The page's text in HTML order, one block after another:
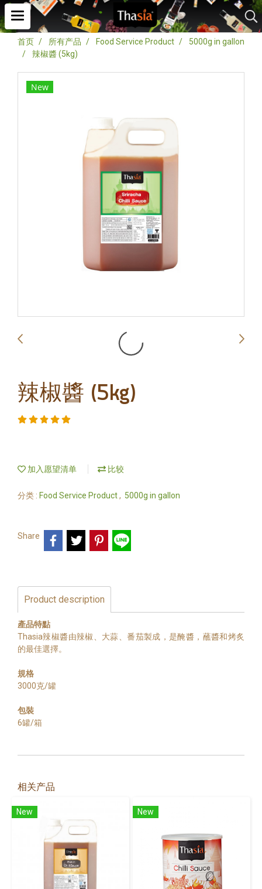
首页 所有产品 Food Service Product
5000g in gallon
辣椒醬 (5kg)
New
辣椒醬 (5kg)
加入愿望清单 比较
分类 : Food Service Product, 5000g in gallon
Share
Product description
產品特點
Thasia辣椒醬由辣椒、大蒜、番茄製成，是醃醬，蘸醬和烤炙
的最佳選擇。
規格
3000克/罐
包裝
6罐/箱
相关产品
New New